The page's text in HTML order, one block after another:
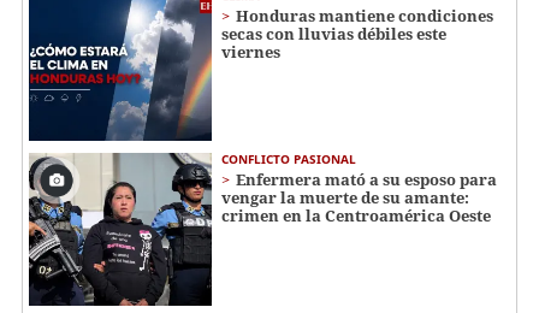
Honduras mantiene condiciones
secas con lluvias débiles este
viernes
CONFLICTO PASIONAL
Enfermera mató a su esposo para
vengar la muerte de su amante:
crimen en la Centroamérica Oeste